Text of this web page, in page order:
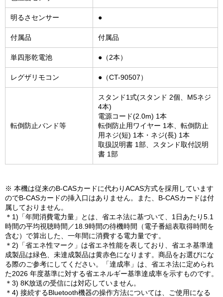
明るさセンサー ●
付属品 付属品
単四形乾電池 ●（2本）
レグザリモコン ●（CT-90507）
転倒防止バンド等
スタンド1式(スタンド 2個、M5ネジ
4本)
電源コード(2.0m) 1本
転倒防止用ワイヤー 1本、転倒防止
用ネジ(短) 1本・ネジ(長) 1本
取扱説明書 1部、スタンド取付説明
書 1部
※ 本機は従来のB-CASカードに代わりACAS方式を採用しています
のでB-CASカードの挿入口はありません。また、B-CASカードは付
属しておりません。
＊1)「年間消費電力量」とは、省エネ法に基づいて、1日あたり5.1
時間の平均視聴時間／18.9時間の待機時間（電子番組表取得時間を
含む）で算出した、一年間に消費する電力量です。
＊2)「省エネ性マーク」は省エネ性能を表しており、省エネ基準達
成製品は緑色、未達成製品は黄赤色になります。商品をお選びにな
る際のご参考にしてください。「達成率」は、省エネ法に定められ
た2026 年度基準に対する省エネルギー基準達成率を示すものです。
＊3) 8K放送の受信には対応していません。
＊4) 接続するBluetooth機器の操作方法については、ご使用になる